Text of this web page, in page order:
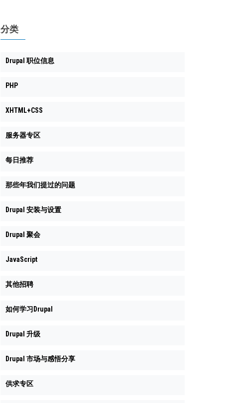
分类
Drupal 职位信息
PHP
XHTML+CSS
服务器专区
每日推荐
那些年我们提过的问题
Drupal 安装与设置
Drupal 聚会
JavaScript
其他招聘
如何学习Drupal
Drupal 升级
Drupal 市场与感悟分享
供求专区